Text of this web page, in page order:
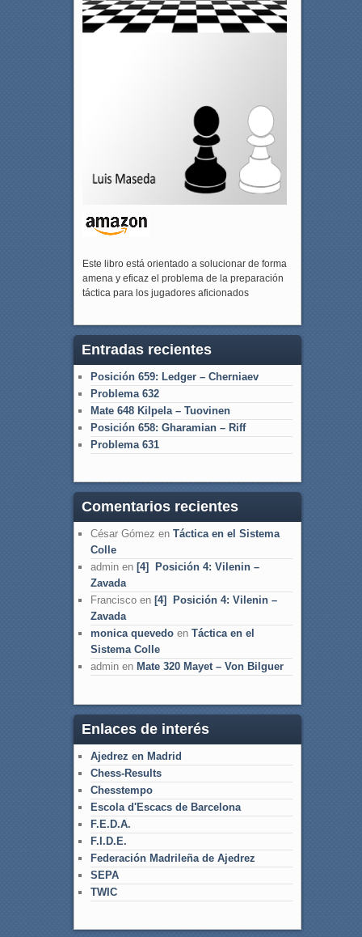
Este libro está orientado a solucionar de forma
amena y eficaz el problema de la preparación
táctica para los jugadores aficionados
Entradas recientes
Posición 659: Ledger – Cherniaev
Problema 632
Mate 648 Kilpela – Tuovinen
Posición 658: Gharamian – Riff
Problema 631
Comentarios recientes
César Gómez en Táctica en el Sistema
Colle
adminen [4] Posición 4: Vilenin –
Zavada
Franciscoen [4] Posición 4: Vilenin –
Zavada
monica quevedoen Táctica en el
Sistema Colle
adminen Mate 320 Mayet – Von Bilguer
Enlaces de interés
Ajedrez en Madrid
Chess-Results
Chesstempo
Escola d'Escacs de Barcelona
F.E.D.A.
F.I.D.E.
Federación Madrileña de Ajedrez
SEPA
TWIC